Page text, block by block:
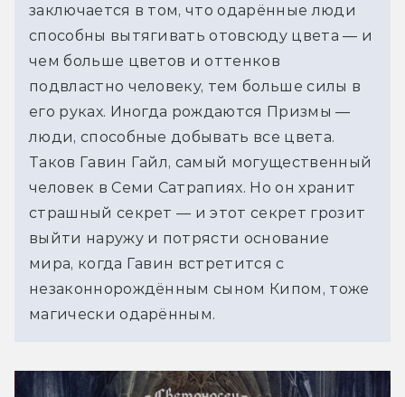
заключается в том, что одарённые люди
способны вытягивать отовсюду цвета — и
чем больше цветов и оттенков
подвластно человеку, тем больше силы в
его руках. Иногда рождаются Призмы —
люди, способные добывать все цвета.
Таков Гавин Гайл, самый могущественный
человек в Семи Сатрапиях. Но он хранит
страшный секрет — и этот секрет грозит
выйти наружу и потрясти основание
мира, когда Гавин встретится с
незаконнорождённым сыном Кипом, тоже
магически одарённым.